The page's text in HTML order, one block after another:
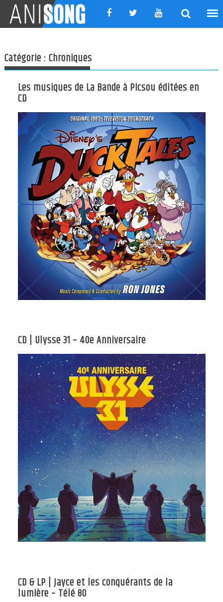
content
Catégorie :Chroniques
Les musiques de La Bande à Picsou éditées en
CD
CD | Ulysse 31 – 40e Anniversaire
CD & LP | Jayce et les conquérants de la
lumière – Télé 80